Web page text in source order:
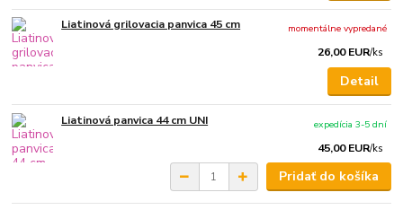
Liatinová grilovacia panvica 45 cm
26,00 EUR/ks
momentálne vypredané
Detail
Liatinová panvica 44 cm UNI
45,00 EUR/ks
expedícia 3-5 dní
Pridať do košíka